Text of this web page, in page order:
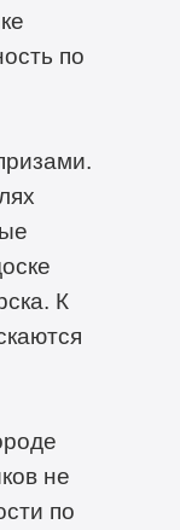
по
К
не
по